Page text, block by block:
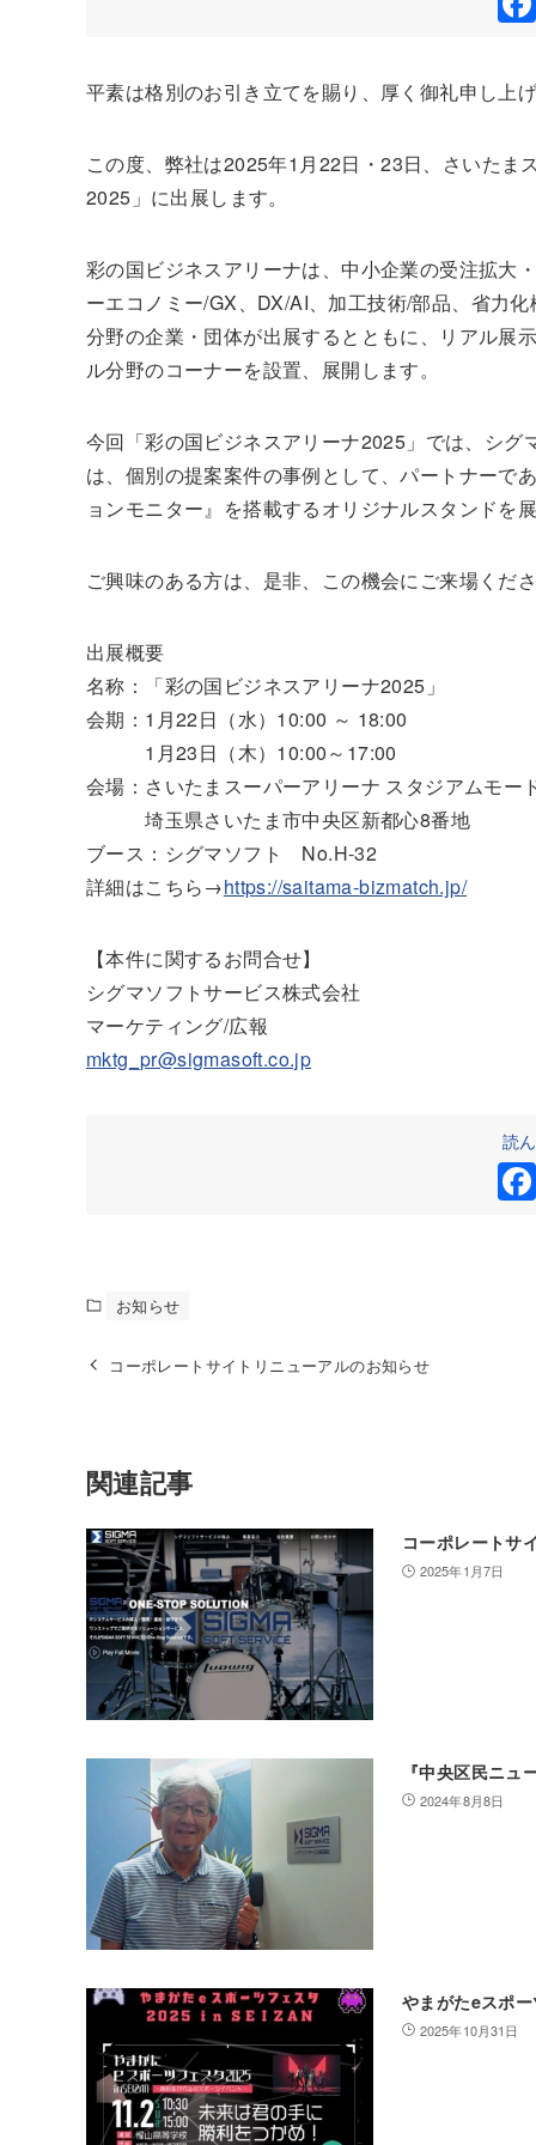
平素は格別のお引き立てを賜り、厚く御礼申し上
この度、弊社は2025年1月22日・23日、さいたま
2025」に出展します。
彩の国ビジネスアリーナは、中小企業の受注拡大
ーエコノミー/GX、DX/AI、加工技術/部品、省力
分野の企業・団体が出展するとともに、リアル展
ル分野のコーナーを設置、展開します。
今回「彩の国ビジネスアリーナ2025」では、シ
は、個別の提案案件の事例として、パートナーで
ョンモニター』を搭載するオリジナルスタンドを
ご興味のある方は、是非、この機会にご来場くだ
出展概要
名称：「彩の国ビジネスアリーナ2025」
会期：1月22日（水）10:00 ～ 18:00
1月23日（木）10:00～17:00
会場：さいたまスーパーアリーナ スタジアムモー
埼玉県さいたま市中央区新都心8番地
ブース：シグマソフト No.H-32
詳細はこちら→https://saitama-bizmatch.jp/
【本件に関するお問合せ】
シグマソフトサービス株式会社
マーケティング/広報
mktg_pr@sigmasoft.co.jp
読
お知らせ
コーポレートサイトリニューアルのお知らせ
関連記事
コーポレートサ
2025年1月7日
『中央区民ニ
2024年8月8日
やまがたeスポ
2025年10月31日